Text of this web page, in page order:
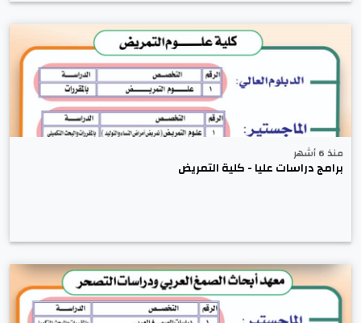
منذ 6 أشهر
برامج دراسات عليا - كلية التمريض